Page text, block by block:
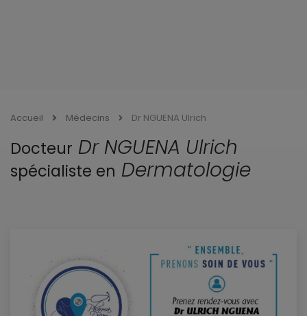
Accueil Médecins Dr NGUENA Ulrich
Docteur Dr NGUENA Ulrich
spécialiste en Dermatologie